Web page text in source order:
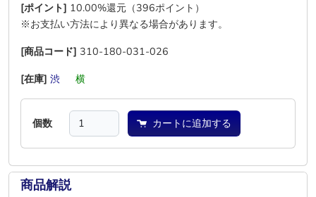
[ポイント] 10.00%還元（396ポイント）
※お支払い方法により異なる場合があります。
[商品コード] 310-180-031-026
[在庫] 渋 横
個数 カートに追加する
商品解説